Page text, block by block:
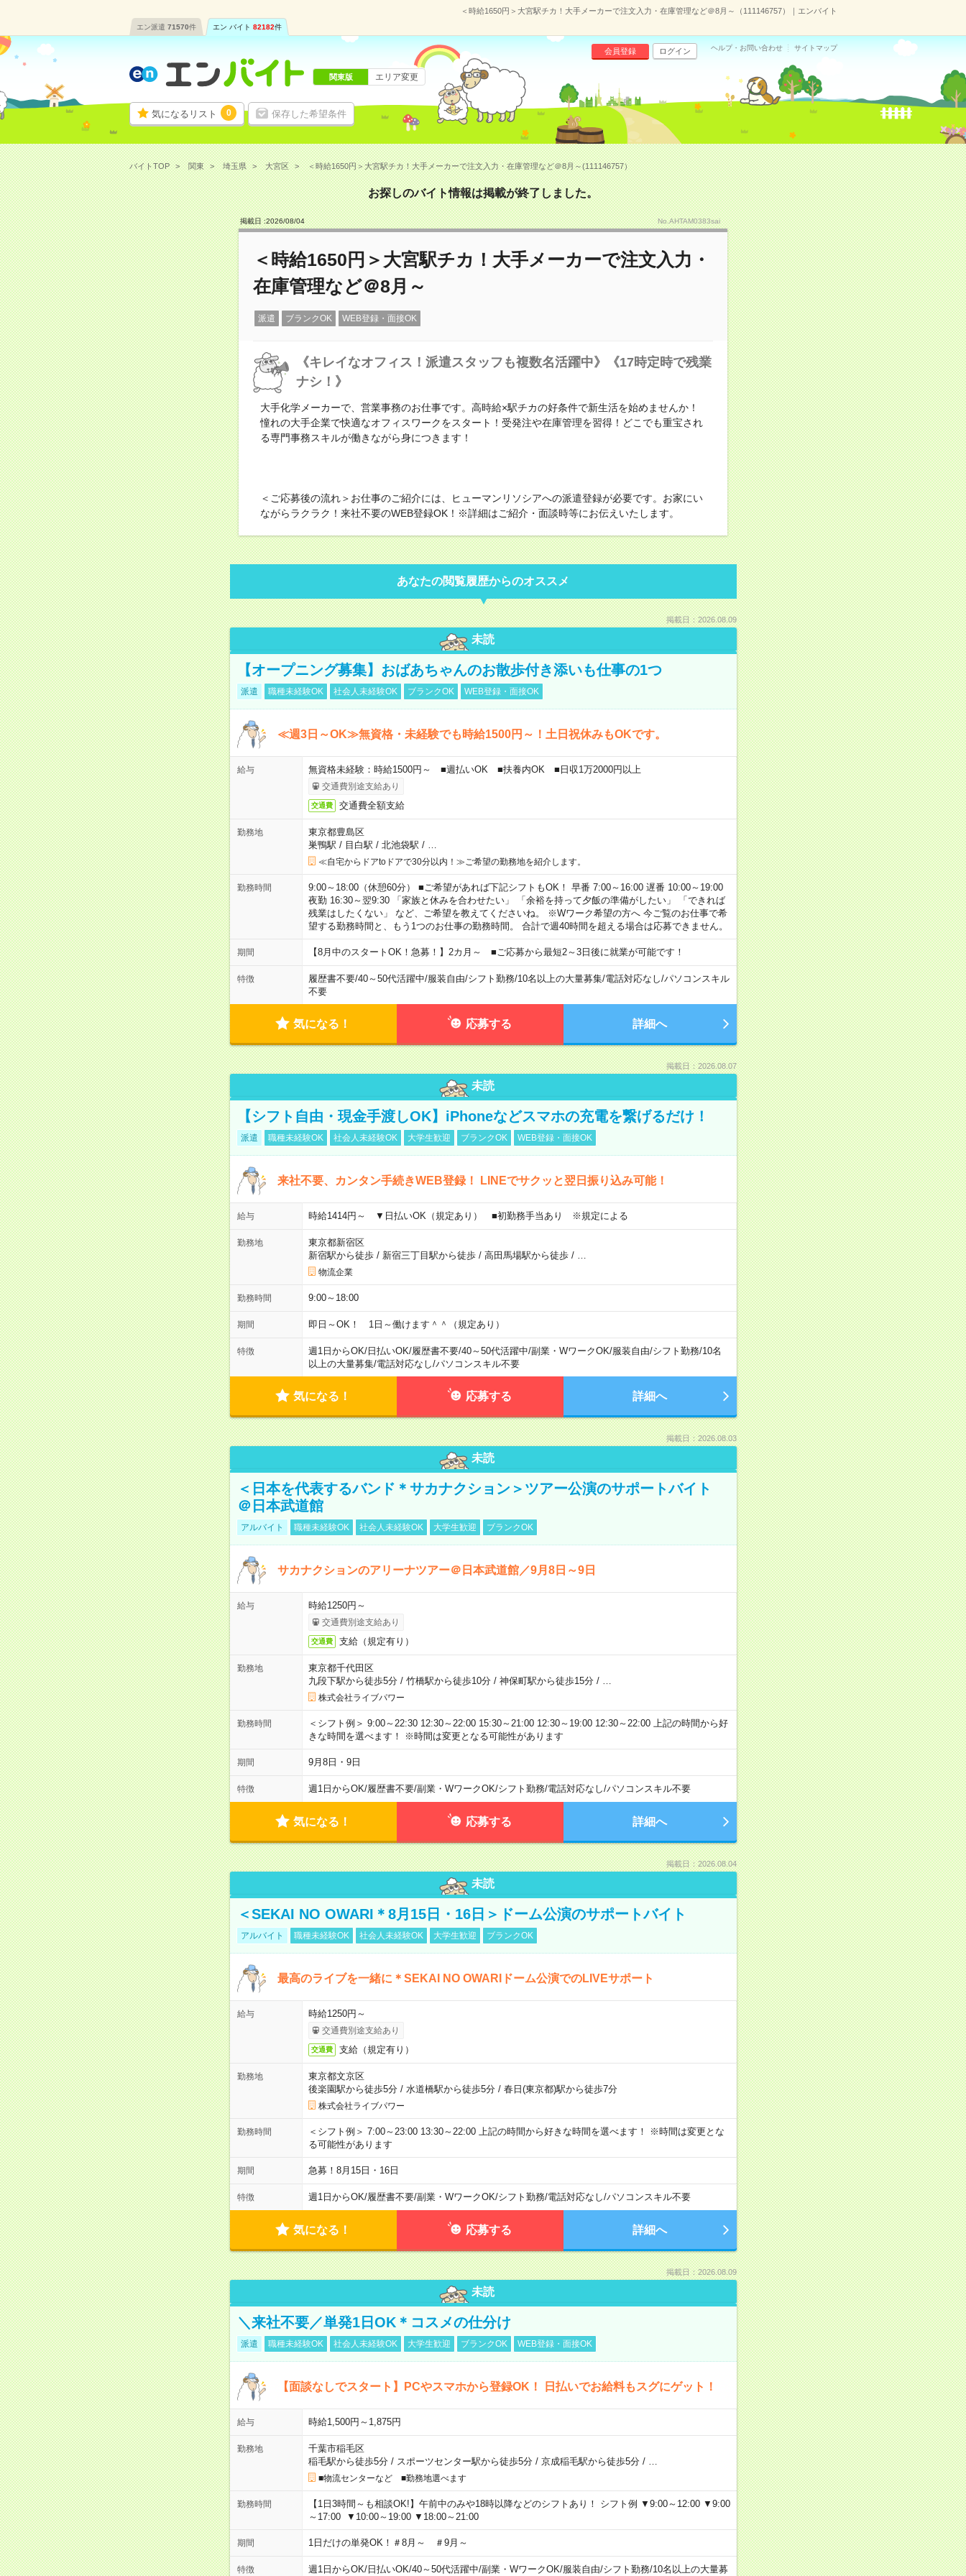
＜時給1650円＞大宮駅チカ！大手メーカーで注文入力・在庫管理など＠8月～（111146757）｜エンバイト
エン派遣 71570件 エン バイト 82182件
気になるリスト 0 保存した希望条件
会員登録 ログイン ヘルプ・お問い合わせ サイトマップ
関東版 エリア変更
バイトTOP 関東 埼玉県 大宮区 ＜時給1650円＞大宮駅チカ！大手メーカーで注文入力・在庫管理など＠8月～(111146757）
お探しのバイト情報は掲載が終了しました。
掲載日 :2026/08/04 No.AHTAM0383sai
＜時給1650円＞大宮駅チカ！大手メーカーで注文入力・
在庫管理など＠8月～
派遣 ブランクOK WEB登録・面接OK
《キレイなオフィス！派遣スタッフも複数名活躍中》《17時定時で残業
ナシ！》
大手化学メーカーで、営業事務のお仕事です。高時給×駅チカの好条件で新生活を始めませんか！
憧れの大手企業で快適なオフィスワークをスタート！受発注や在庫管理を習得！どこでも重宝され
る専門事務スキルが働きながら身につきます！
＜ご応募後の流れ＞お仕事のご紹介には、ヒューマンリソシアへの派遣登録が必要です。お家にい
ながらラクラク！来社不要のWEB登録OK！※詳細はご紹介・面談時等にお伝えいたします。
あなたの閲覧履歴からのオススメ
掲載日：2026.08.09
未読
【オープニング募集】おばあちゃんのお散歩付き添いも仕事の1つ
派遣 職種未経験OK 社会人未経験OK ブランクOK WEB登録・面接OK
≪週3日～OK≫無資格・未経験でも時給1500円～！土日祝休みもOKです。
給与 無資格未経験：時給1500円～ ■週払いOK ■扶養内OK ■日収1万2000円以上
交通費別途支給あり
交通費 交通費全額支給
勤務地
東京都豊島区
巣鴨駅 / 目白駅 / 北池袋駅 /
≪自宅からドアtoドアで30分以内！≫ご希望の勤務地を紹介します。
勤務時間
9:00～18:00（休憩60分） ■ご希望があれば下記シフトもOK！ 早番 7:00～16:00 遅番 10:00～19:00
夜勤 16:30～翌9:30 「家族と休みを合わせたい」 「余裕を持って夕飯の準備がしたい」 「できれば
残業はしたくない」 など、ご希望を教えてくださいね。 ※Wワーク希望の方へ 今ご覧のお仕事で希
望する勤務時間と、もう1つのお仕事の勤務時間。 合計で週40時間を超える場合は応募できません。
期間 【8月中のスタートOK！急募！】2カ月～ ■ご応募から最短2～3日後に就業が可能です！
特徴 履歴書不要/40～50代活躍中/服装自由/シフト勤務/10名以上の大量募集/電話対応なし/パソコンスキル
不要
気になる！ 応募する 詳細へ
掲載日：2026.08.07
未読
【シフト自由・現金手渡しOK】iPhoneなどスマホの充電を繋げるだけ！
派遣 職種未経験OK 社会人未経験OK 大学生歓迎 ブランクOK WEB登録・面接OK
来社不要、カンタン手続きWEB登録！ LINEでサクッと翌日振り込み可能！
給与 時給1414円～ ▼日払いOK（規定あり） ■初勤務手当あり ※規定による
勤務地
東京都新宿区
新宿駅から徒歩/ 新宿三丁目駅から徒歩/ 高田馬場駅から徒歩/
物流企業
勤務時間 9:00～18:00
期間 即日～OK！ 1日～働けます＾＾（規定あり）
特徴 週1日からOK/日払いOK/履歴書不要/40～50代活躍中/副業・WワークOK/服装自由/シフト勤務/10名
以上の大量募集/電話対応なし/パソコンスキル不要
気になる！ 応募する 詳細へ
掲載日：2026.08.03
未読
＜日本を代表するバンド＊サカナクション＞ツアー公演のサポートバイト
＠日本武道館
アルバイト 職種未経験OK 社会人未経験OK 大学生歓迎 ブランクOK
サカナクションのアリーナツアー＠日本武道館／9月8日～9日
給与 時給1250円～
交通費別途支給あり
交通費 支給（規定有り）
勤務地
東京都千代田区
九段下駅から徒歩5分/ 竹橋駅から徒歩10分/ 神保町駅から徒歩15分/
株式会社ライブパワー
勤務時間
＜シフト例＞ 9:00～22:30 12:30～22:00 15:30～21:00 12:30～19:00 12:30～22:00 上記の時間から好
きな時間を選べます！ ※時間は変更となる可能性があります
期間 9月8日・9日
特徴 週1日からOK/履歴書不要/副業・WワークOK/シフト勤務/電話対応なし/パソコンスキル不要
気になる！ 応募する 詳細へ
掲載日：2026.08.04
未読
＜SEKAI NO OWARI＊8月15日・16日＞ドーム公演のサポートバイト
アルバイト 職種未経験OK 社会人未経験OK 大学生歓迎 ブランクOK
最高のライブを一緒に＊SEKAI NO OWARIドーム公演でのLIVEサポート
給与 時給1250円～
交通費別途支給あり
交通費 支給（規定有り）
勤務地
東京都文京区
後楽園駅から徒歩5分/ 水道橋駅から徒歩5分/ 春日(東京都)駅から徒歩7分
株式会社ライブパワー
勤務時間
＜シフト例＞ 7:00～23:00 13:30～22:00 上記の時間から好きな時間を選べます！ ※時間は変更とな
る可能性があります
期間 急募！8月15日・16日
特徴 週1日からOK/履歴書不要/副業・WワークOK/シフト勤務/電話対応なし/パソコンスキル不要
気になる！ 応募する 詳細へ
掲載日：2026.08.09
未読
＼来社不要／単発1日OK＊コスメの仕分け
派遣 職種未経験OK 社会人未経験OK 大学生歓迎 ブランクOK WEB登録・面接OK
【面談なしでスタート】PCやスマホから登録OK！ 日払いでお給料もスグにゲット！
給与 時給1,500円～1,875円
勤務地
千葉市稲毛区
稲毛駅から徒歩5分/ スポーツセンター駅から徒歩5分/ 京成稲毛駅から徒歩5分/
■物流センターなど ■勤務地選べます
勤務時間
【1日3時間～も相談OK!】午前中のみや18時以降などのシフトあり！ シフト例 ▼9:00～12:00 ▼9:00
～17:00 ▼10:00～19:00 ▼18:00～21:00
期間 1日だけの単発OK！＃8月～ ＃9月～
特徴 週1日からOK/日払いOK/40～50代活躍中/副業・WワークOK/服装自由/シフト勤務/10名以上の大量募